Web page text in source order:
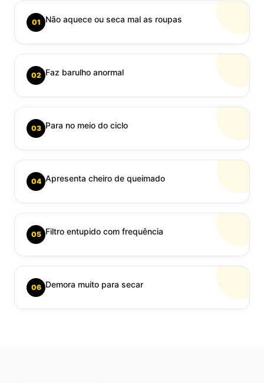
01 Não aquece ou seca mal as roupas
02 Faz barulho anormal
03 Para no meio do ciclo
04 Apresenta cheiro de queimado
05 Filtro entupido com frequência
06 Demora muito para secar